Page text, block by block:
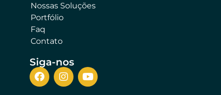
Nossas Soluções
Portfólio
Faq
Contato
Siga-nos